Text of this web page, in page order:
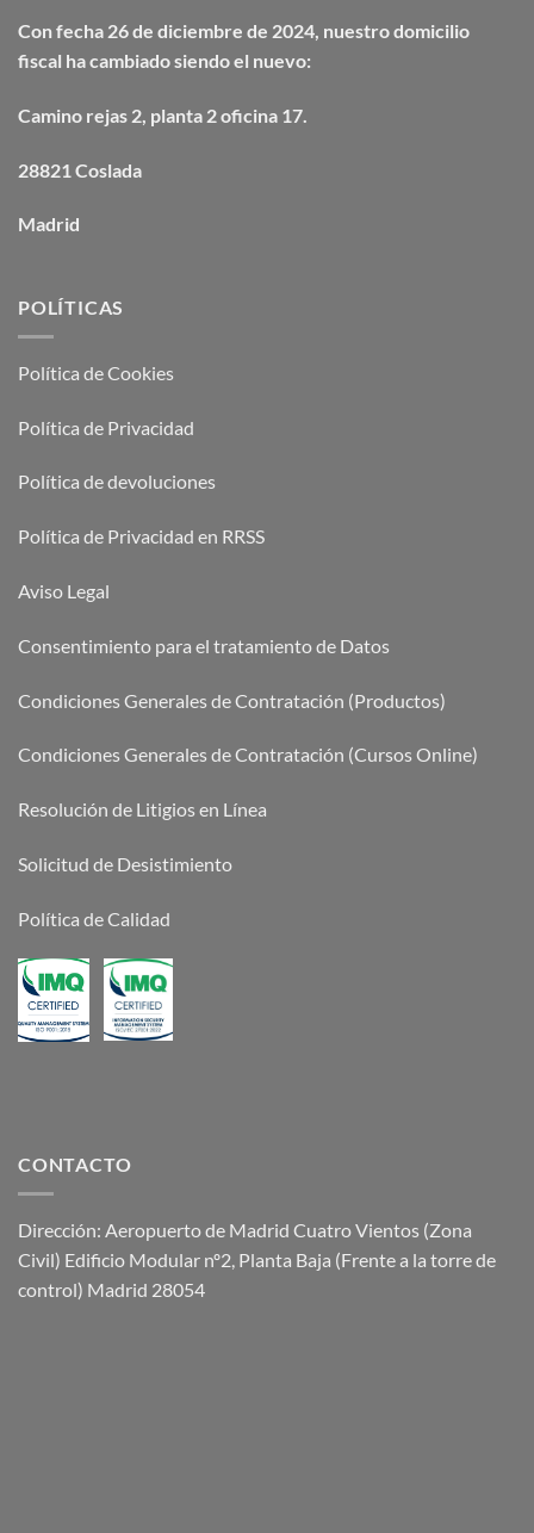
Con fecha 26 de diciembre de 2024, nuestro domicilio
fiscal ha cambiado siendo el nuevo:
Camino rejas 2, planta 2 oficina 17.
28821 Coslada
Madrid
POLÍTICAS
Política de Cookies
Política de Privacidad
Política de devoluciones
Política de Privacidad en RRSS
Aviso Legal
Consentimiento para el tratamiento de Datos
Condiciones Generales de Contratación (Productos)
Condiciones Generales de Contratación (Cursos Online)
Resolución de Litigios en Línea
Solicitud de Desistimiento
Política de Calidad
CONTACTO
Dirección: Aeropuerto de Madrid Cuatro Vientos (Zona
Civil) Edificio Modular nº2, Planta Baja (Frente a la torre de
control) Madrid 28054